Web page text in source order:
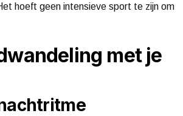
hoeft geen intensieve sport te zijn om
met je